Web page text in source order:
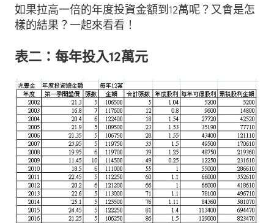
如果拉高一倍的年度投資金額到12萬呢？又會是怎
樣的結果？一起來看看！
表二：每年投入12萬元